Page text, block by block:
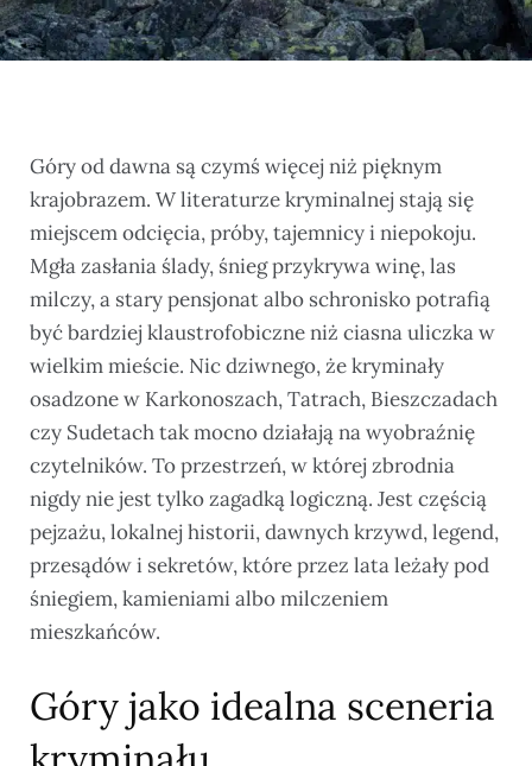
Góry od dawna są czymś więcej niż pięknym
krajobrazem. W literaturze kryminalnej stają się
miejscem odcięcia, próby, tajemnicy i niepokoju.
Mgła zasłania ślady, śnieg przykrywa winę, las
milczy, a stary pensjonat albo schronisko potrafią
być bardziej klaustrofobiczne niż ciasna uliczka w
wielkim mieście. Nic dziwnego, że kryminały
osadzone w Karkonoszach, Tatrach, Bieszczadach
czy Sudetach tak mocno działają na wyobraźnię
czytelników. To przestrzeń, w której zbrodnia
nigdy nie jest tylko zagadką logiczną. Jest częścią
pejzażu, lokalnej historii, dawnych krzywd, legend,
przesądów i sekretów, które przez lata leżały pod
śniegiem, kamieniami albo milczeniem
mieszkańców.
Góry jako idealna sceneria